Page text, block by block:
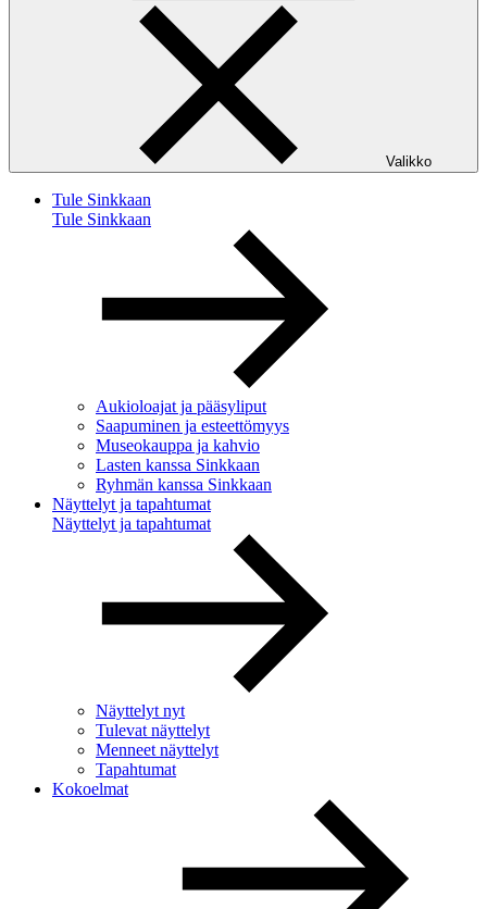
Valikko
Tule Sinkkaan
Tule Sinkkaan
Aukioloajat ja pääsyliput
Saapuminen ja esteettömyys
Museokauppa ja kahvio
Lasten kanssa Sinkkaan
Ryhmän kanssa Sinkkaan
Näyttelyt ja tapahtumat
Näyttelyt ja tapahtumat
Näyttelyt nyt
Tulevat näyttelyt
Menneet näyttelyt
Tapahtumat
Kokoelmat